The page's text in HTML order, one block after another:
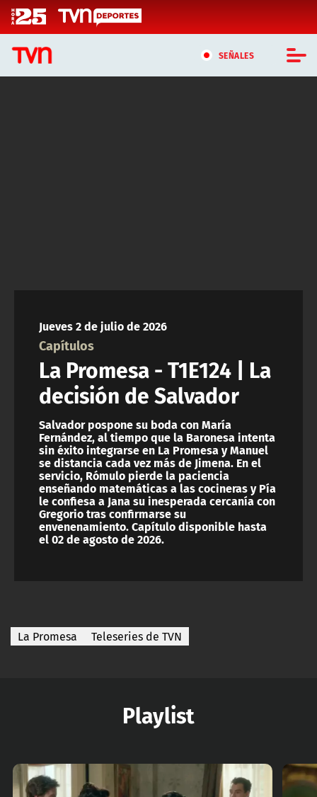
Click acá para ir directamente al contenido
SEÑALES
ACTUALIDAD Y TENDENCIAS
CORPORATIVO Y TRANSPARENCIA
CANAL DE DENUNCIAS
ÁREA DE PROYECTOS
Jueves 2 de julio de 2026
Capítulos
La Promesa - T1E124 | La
decisión de Salvador
Salvador pospone su boda con María
Fernández, al tiempo que la Baronesa intenta
sin éxito integrarse en La Promesa y Manuel
se distancia cada vez más de Jimena. En el
servicio, Rómulo pierde la paciencia
enseñando matemáticas a las cocineras y Pía
le confiesa a Jana su inesperada cercanía con
Gregorio tras confirmarse su
envenenamiento. Capítulo disponible hasta
el 02 de agosto de 2026.
La Promesa Teleseries de TVN
Playlist